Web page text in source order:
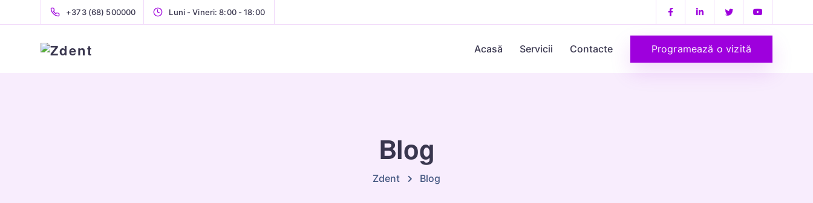
+373 (68) 500000 Luni - Vineri: 8:00 - 18:00
Acasă Servicii Contacte Programează o vizită
Blog
Zdent Blog